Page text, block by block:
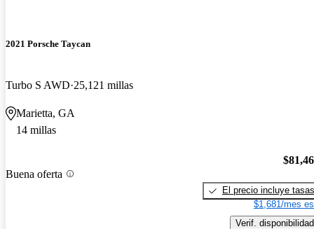
2021 Porsche Taycan
Turbo S AWD 25,121 millas
Marietta, GA
14 millas
Buena oferta
El precio incluye tasas
$1,681/mes
Verif. disponibilidad